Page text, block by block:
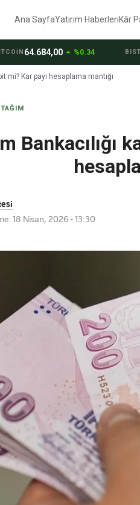
Ana SayfaYatırım HaberleriKâr
64.684,00arrow_drop_up%0.34 BIST 100
mi? Kar payı hesaplama mantığı
Bankacılığı
18 Nisan, 2026 - 13:30